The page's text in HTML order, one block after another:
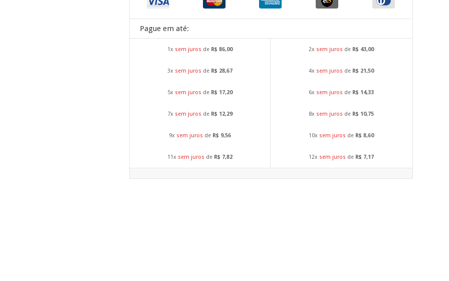
Pague em até:
1x sem juros de R$ 86,00 2x sem juros de R$ 43,00
3x sem juros de R$ 28,67 4x sem juros de R$ 21,50
5x sem juros de R$ 17,20 6x sem juros de R$ 14,33
7x sem juros de R$ 12,29 8x sem juros de R$ 10,75
9x sem juros de R$ 9,56 10x sem juros de R$ 8,60
11x sem juros de R$ 7,82 12x sem juros de R$ 7,17